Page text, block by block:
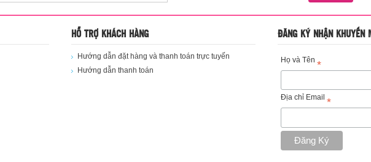
HỖ TRỢ KHÁCH HÀNG
Hướng dẫn đặt hàng và thanh toán trực tuyến
Hướng dẫn thanh toán
ĐĂNG KÝ NHẬN KHUYẾN
Họ và Tên*
Địa chỉ Email*